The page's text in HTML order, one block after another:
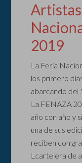
2019
La Feria
los primero
abarcando del
La FENAZA
año con año y
una de sus
reciben con
Lcartelera de